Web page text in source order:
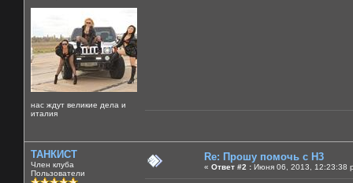
нас ждут великие дела и
италия
ТАНКИСТ
Член клуба
Пользователи
Re: Прошу помочь с Н3
« Ответ #2 : Июня 06, 2013, 12:23:38